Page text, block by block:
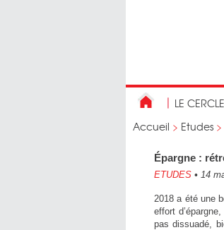
LE CERCLE
Accueil > Etudes >
Épargne :
ETUDES • 14
2018 a été une
effort
pas dissuadé,